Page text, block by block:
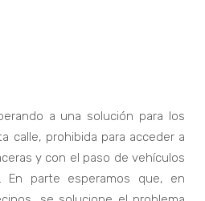
a una solución para los
calle, prohibida para acceder a
y con el paso de vehículos
En parte esperamos que, en